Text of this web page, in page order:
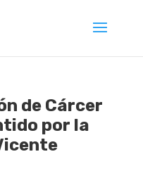
de Cárcer
por la